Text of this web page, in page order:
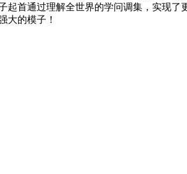
首通过理解全世界的学问调集，实现
大的模子！